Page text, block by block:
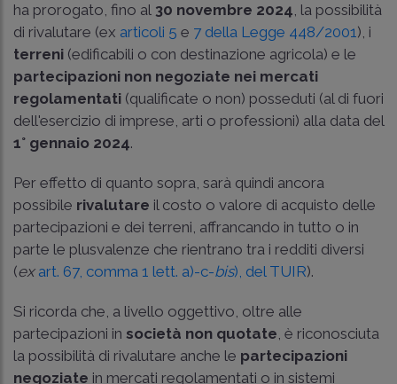
ha prorogato, fino al 30 novembre 2024, la possibilità
di rivalutare (ex articoli 5 e 7 della Legge 448/2001), i
terreni (edificabili o con destinazione agricola) e le
partecipazioni non negoziate nei mercati
regolamentati (qualificate o non) posseduti (al di fuori
dell'esercizio di imprese, arti o professioni) alla data del
1° gennaio 2024.
Per effetto di quanto sopra, sarà quindi ancora
possibile rivalutare il costo o valore di acquisto delle
partecipazioni e dei terreni, affrancando in tutto o in
parte le plusvalenze che rientrano tra i redditi diversi
(ex art. 67, comma 1 lett. a)-c-bis), del TUIR).
Si ricorda che, a livello oggettivo, oltre alle
partecipazioni in società non quotate, è riconosciuta
la possibilità di rivalutare anche le partecipazioni
negoziate in mercati regolamentati o in sistemi